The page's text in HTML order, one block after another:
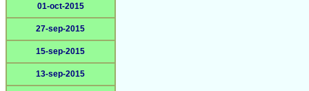
01-oct-2015
27-sep-2015
15-sep-2015
13-sep-2015